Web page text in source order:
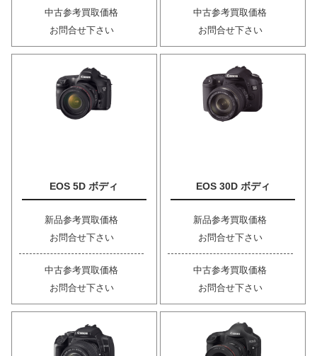
中古参考買取価格
お問合せ下さい
中古参考買取価格
お問合せ下さい
EOS 5D ボディ
新品参考買取価格
お問合せ下さい
中古参考買取価格
お問合せ下さい
EOS 30D ボディ
新品参考買取価格
お問合せ下さい
中古参考買取価格
お問合せ下さい